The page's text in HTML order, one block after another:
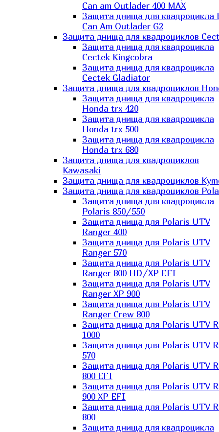
Can am Outlader 400 MAX
Защита днища для квадроцикла
Can Аm Outlader G2
Защита днища для квадроциклов
Защита днища для квадроцикла
Cectek Kingcobra
Защита днища для квадроцикла
Cectek Gladiator
Защита днища для квадроциклов
Защита днища для квадроцикла
Honda trx 420
Защита днища для квадроцикла
Honda trx 500
Защита днища для квадроцикла
Honda trx 680
Защита днища для квадроциклов
Kawasaki
Защита днища для квадроциклов
Защита днища для квадроциклов
Защита днища для квадроцикла
Polaris 850/550
Защита днища для Polaris UTV
Ranger 400
Защита днища для Polaris UTV
Ranger 570
Защита днища для Polaris UTV
Ranger 800 HD/XP EFI
Защита днища для Polaris UTV
Ranger XP 900
Защита днища для Polaris UTV
Ranger Сrew 800
Защита днища для Polaris UTV
1000
Защита днища для Polaris UTV
570
Защита днища для Polaris UTV
800 EFI
Защита днища для Polaris UTV
900 XP EFI
Защита днища для Polaris UTV
800
Защита днища для квадроцикла